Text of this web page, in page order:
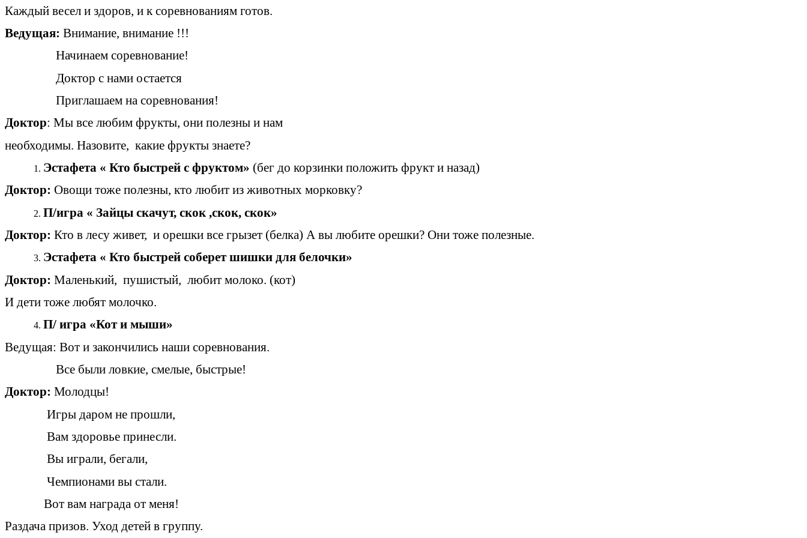
Каждый весел и здоров, и к соревнованиям готов.
Ведущая: Внимание, внимание !!!
Начинаем соревнование!
Доктор с нами остается
Приглашаем на соревнования!
Доктор: Мы все любим фрукты, они полезны и нам
необходимы. Назовите, какие фрукты знаете?
Эстафета « Кто быстрей с фруктом» (бег до корзинки положить фрукт и назад)
Доктор: Овощи тоже полезны, кто любит из животных морковку?
П/игра « Зайцы скачут, скок ,скок, скок»
Доктор: Кто в лесу живет, и орешки все грызет (белка) А вы любите орешки? Они тоже полезные.
Эстафета « Кто быстрей соберет шишки для белочки»
Доктор: Маленький, пушистый, любит молоко. (кот)
И дети тоже любят молочко.
П/ игра «Кот и мыши»
Ведущая: Вот и закончились наши соревнования.
Все были ловкие, смелые, быстрые!
Доктор: Молодцы!
Игры даром не прошли,
Вам здоровье принесли.
Вы играли, бегали,
Чемпионами вы стали.
Вот вам награда от меня!
Раздача призов. Уход детей в группу.